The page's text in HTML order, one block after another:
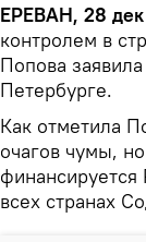
ЕРЕВАН, 28
контролем в
Попова
Петербурге.
Как отметила
очагов чумы,
всех странах